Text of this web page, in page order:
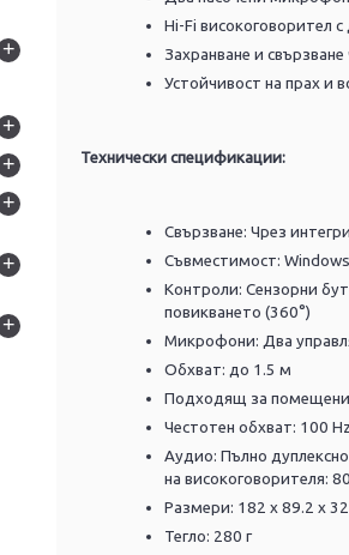
+
+
+
+
+
+
Hi-Fi високоговорител
Захранване и
Устойчивост на прах и
Технически спецификации:
Свързване: Чрез
Съвместимост:
Контроли: Сензорни
повикването (360°)
Микрофони: Два
Обхват: до 1.5 м
Подходящ за
Честотен обхват: 100
Аудио: Пълно
на високоговорителя:
Размери: 182 x 89.2 x
Тегло: 280 г